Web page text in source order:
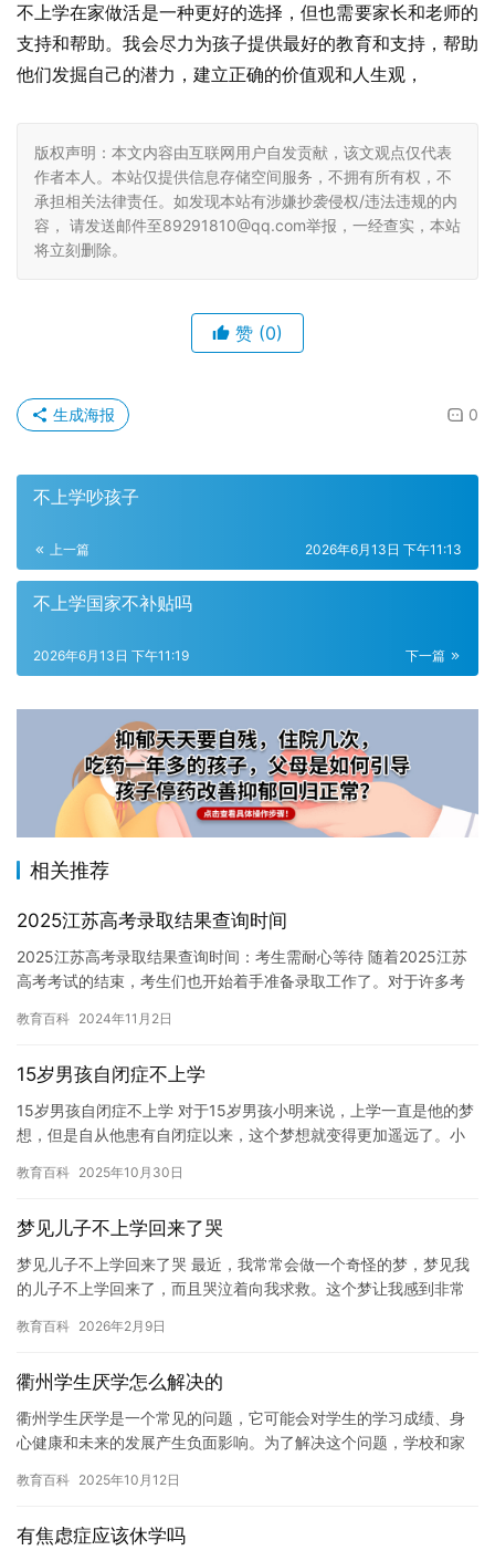
不上学在家做活是一种更好的选择，但也需要家长和老师的
支持和帮助。我会尽力为孩子提供最好的教育和支持，帮助
他们发掘自己的潜力，建立正确的价值观和人生观，
版权声明：本文内容由互联网用户自发贡献，该文观点仅代表
作者本人。本站仅提供信息存储空间服务，不拥有所有权，不
承担相关法律责任。如发现本站有涉嫌抄袭侵权/违法违规的内
容， 请发送邮件至89291810@qq.com举报，一经查实，本站
将立刻删除。
赞 (0)
0
生成海报
不上学吵孩子
上一篇 2026年6月13日 下午11:13
不上学国家不补贴吗
下一篇
2026年6月13日 下午11:19
相关推荐
2025江苏高考录取结果查询时间
2025江苏高考录取结果查询时间：考生需耐心等待 随着2025江苏
高考考试的结束，考生们也开始着手准备录取工作了。对于许多考
教育百科 2024年11月2日
15岁男孩自闭症不上学
15岁男孩自闭症不上学 对于15岁男孩小明来说，上学一直是他的梦
想，但是自从他患有自闭症以来，这个梦想就变得更加遥远了。小
教育百科 2025年10月30日
梦见儿子不上学回来了哭
梦见儿子不上学回来了哭 最近，我常常会做一个奇怪的梦，梦见我
的儿子不上学回来了，而且哭泣着向我求救。这个梦让我感到非常
然…
教育百科 2026年2月9日
衢州学生厌学怎么解决的
衢州学生厌学是一个常见的问题，它可能会对学生的学习成绩、身
心健康和未来的发展产生负面影响。为了解决这个问题，学校和家
克服…
教育百科 2025年10月12日
有焦虑症应该休学吗